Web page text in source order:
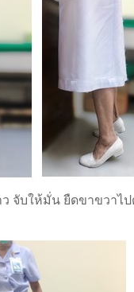
ให้มั่น ยืดขาขวาไปด้